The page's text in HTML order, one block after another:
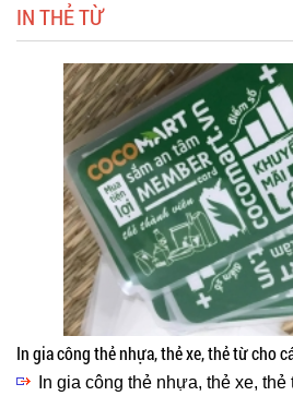
IN THẺ TỪ
In gia công thẻ nhựa, thẻ xe, thẻ từ cho
In gia công thẻ nhựa, thẻ xe,